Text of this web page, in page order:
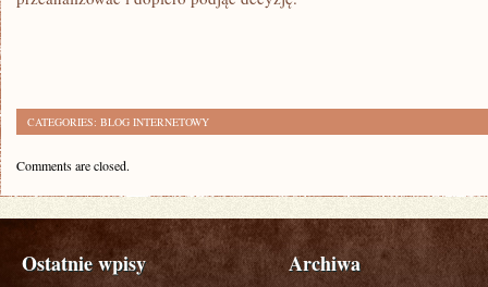
CATEGORIES: BLOG INTERNETOWY
Comments are closed.
Ostatnie wpisy Archiwa